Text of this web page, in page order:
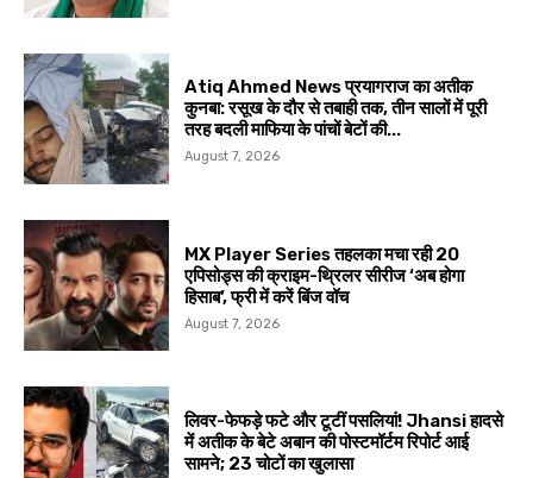
Atiq Ahmed News प्रयागराज का अतीक
कुनबा: रसूख के दौर से तबाही तक, तीन सालों में पूरी
तरह बदली माफिया के पांचों बेटों की...
August 7, 2026
MX Player Series तहलका मचा रही 20
एपिसोड्स की क्राइम-थ्रिलर सीरीज ‘अब होगा
हिसाब’, फ्री में करें बिंज वॉच
August 7, 2026
लिवर-फेफड़े फटे और टूटीं पसलियां! Jhansi हादसे
में अतीक के बेटे अबान की पोस्टमॉर्टम रिपोर्ट आई
सामने; 23 चोटों का खुलासा